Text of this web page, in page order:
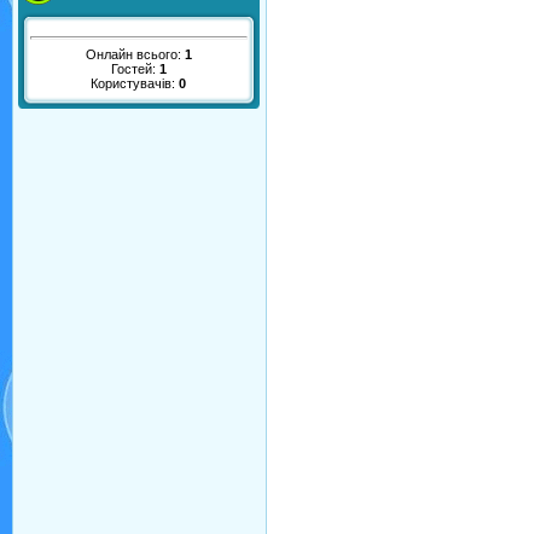
Онлайн всього: 1
Гостей: 1
Користувачів:0